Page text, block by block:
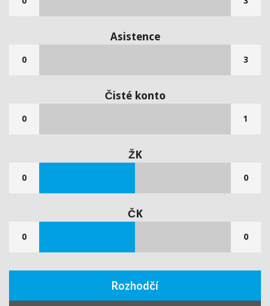
Asistence
0 3
Čisté konto
0 1
ŽK
0 0
ČK
0 0
Rozhodčí